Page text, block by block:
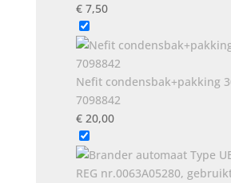
€7,50
Nefit condensbak+pakking
7098842
€20,00